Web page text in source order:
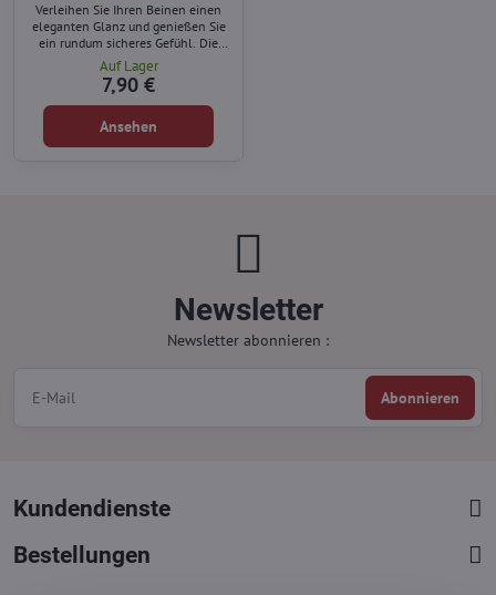
Verleihen Sie Ihren Beinen einen
eleganten Glanz und genießen Sie
ein rundum sicheres Gefühl. Die
glänzende Strumpfhose LUCIDO
100 DEN von Lores ist die perfekte
Wahl für Frauen, die auch an
kühleren Tagen stilvoll auftreten
möchten. Die dezent glänzende
Oberfläche reflektiert das Licht auf
Auf Lager
7,90 €
Ansehen
Newsletter
Newsletter abonnieren :
Abonnieren
Kundendienste
Bestellungen